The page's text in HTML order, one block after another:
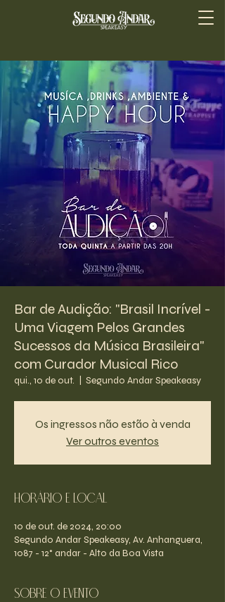
Bar de Audição: "Brasil Incrível -
Uma Viagem Pelos Grandes
Sucessos da Música Brasileira"
com Curador Musical Rico
qui., 10 de out. Segundo Andar Speakeasy
Os ingressos não estão à venda
Ver outros eventos
Horário e Local
10 de out. de 2024, 20:00
Segundo Andar Speakeasy, Av. Anhanguera,
1087 - 12° andar - Alto da Boa Vista
Sobre o evento